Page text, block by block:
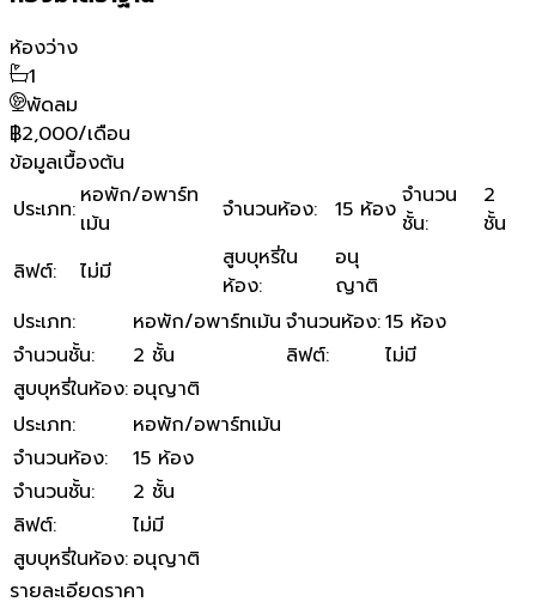
ห้องว่าง
1
พัดลม
฿2,000/เดือน
ข้อมูลเบื้องต้น
ประเภท: หอพัก/อพาร์ท
เม้น
จำนวนห้อง: 15 ห้อง จำนวน
ชั้น:
2
ชั้น
ลิฟต์: ไม่มี
สูบบุหรี่ใน
ห้อง:
อนุ
ญาติ
ประเภท: หอพัก/อพาร์ทเม้น จำนวนห้อง:15 ห้อง
จำนวนชั้น: 2 ชั้น ลิฟต์:
ไม่มี
สูบบุหรี่ในห้อง: อนุญาติ
ประเภท:
หอพัก/อพาร์ทเม้น
จำนวนห้อง:
15 ห้อง
จำนวนชั้น:
2 ชั้น
ลิฟต์:
ไม่มี
สูบบุหรี่ในห้อง: อนุญาติ
รายละเอียดราคา